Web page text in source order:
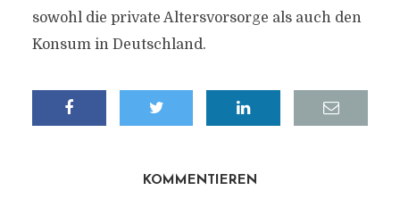
sowohl die private Altersvorsorge als auch den
Konsum in Deutschland.
KOMMENTIEREN